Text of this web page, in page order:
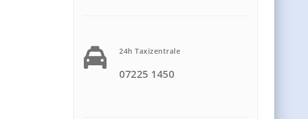
24h Taxizentrale
07225 1450